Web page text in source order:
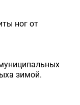
ног от
зимой.